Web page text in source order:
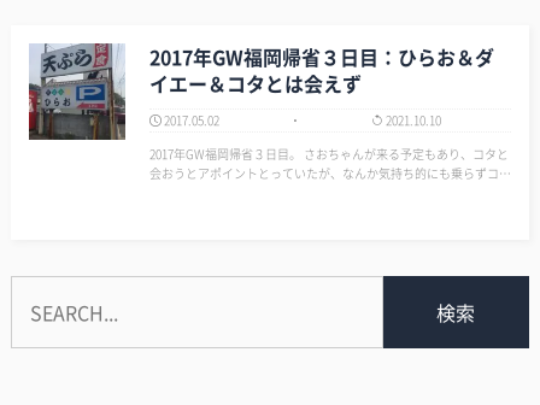
2017年GW福岡帰省３日目：ひらお＆ダ
イエー＆コタとは会えず
2017.05.02
2021.10.10
2017年GW福岡帰省３日目。 さおちゃんが来る予定もあり、コタと
会おうとアポイントとっていたが、なんか気持ち的にも乗らずコタ
検索